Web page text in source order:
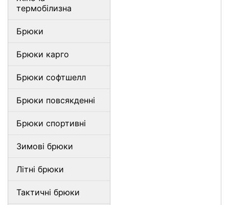
термобілизна
Брюки
Брюки карго
Брюки софтшелл
Брюки повсякденні
Брюки спортивні
Зимові брюки
Літні брюки
Тактичні брюки